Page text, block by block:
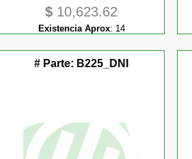
$ 10,623.62
Existencia Aprox: 14
# Parte: B225_DNI